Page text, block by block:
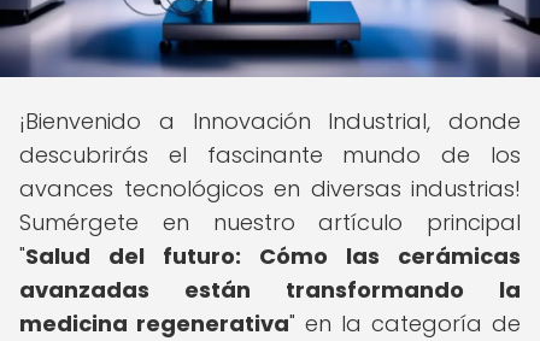
¡Bienvenido a Innovación Industrial, donde
descubrirás el fascinante mundo de los
avances tecnológicos en diversas industrias!
Sumérgete en nuestro artículo principal
"Salud del futuro: Cómo las cerámicas
avanzadas están transformando la
medicina regenerativa" en la categoría de